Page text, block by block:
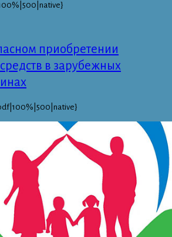
приобретении
в зарубежных